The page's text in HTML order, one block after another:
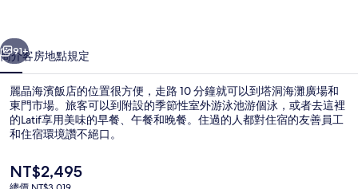
相
片
集
個 下一個
91+
簡介客房地點規定
麗晶海濱飯店的位置很方便，走路 10 分鐘就可以到塔洞海灘廣場和
東門市場。旅客可以到附設的季節性室外游泳池游個泳，或者去這裡
的Latif享用美味的早餐、午餐和晚餐。住過的人都對住宿的友善員工
和住宿環境讚不絕口。
目
前
NT$2,495